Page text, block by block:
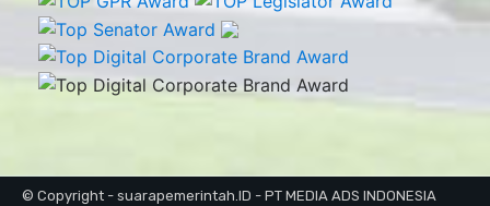
© Copyright - suarapemerintah.ID - PT MEDIA ADS INDONESIA